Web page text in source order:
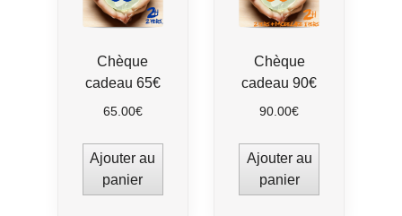
Chèque
cadeau 65€
65.00€
Ajouter au
panier
Chèque
cadeau 90€
90.00€
Ajouter au
panier